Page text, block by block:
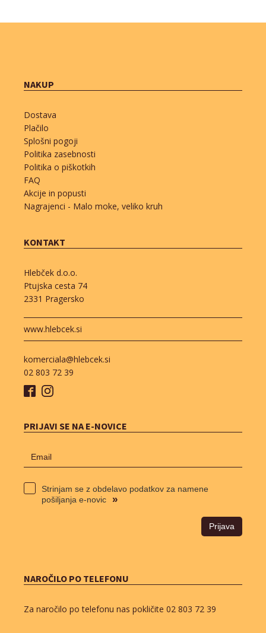
NAKUP
Dostava
Plačilo
Splošni pogoji
Politika zasebnosti
Politika o piškotkih
FAQ
Akcije in popusti
Nagrajenci - Malo moke, veliko kruh
KONTAKT
Hlebček d.o.o.
Ptujska cesta 74
2331 Pragersko
www.hlebcek.si
komerciala@hlebcek.si
02 803 72 39
PRIJAVI SE NA E-NOVICE
Strinjam se z obdelavo podatkov za namene
pošiljanja e-novic
»
Prijava
NAROČILO PO TELEFONU
Za naročilo po telefonu nas pokličite 02 803 72 39